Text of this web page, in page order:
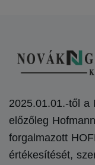
2025.01.01.-től a
előzőleg
forgalmazott
értékesítését,